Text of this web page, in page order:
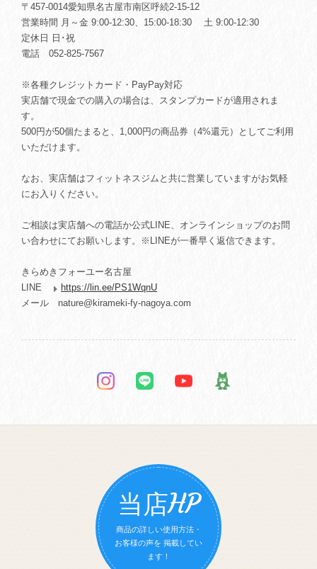
〒457-0014愛知県名古屋市南区呼続2-15-12
営業時間 月～金 9:00-12:30、15:00-18:30 土 9:00-12:30
定休日 日･祝
電話 052-825-7567
※各種クレジットカード・PayPay対応
実店舗で現金での購入の場合は、スタンプカードが適用されま
す。
500円が50個たまると、1,000円の商品券（4%還元）としてご利用
いただけます。
なお、実店舗はフィットネスジムと共に営業していますがお気軽
にお入りください。
ご相談は実店舗への電話か公式LINE、オンラインショップのお問
い合わせにてお願いします。※LINEが一番早く返信できます。
きらめきフォーユー名古屋
LINE
https://lin.ee/PS1WqnU
メール nature@kirameki-fy-nagoya.com
当店HP
商品の詳しい使用方法・
お客様の声を 掲載してい
ます！